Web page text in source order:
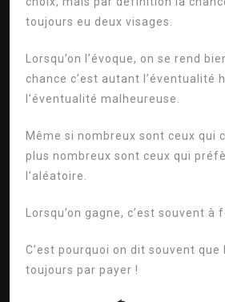
toujours eu deux visages.
Lorsqu’on l’évoque, on se rend
chance c’est autant l’éventualité
l’éventualité malheureuse.
Même si nombreux sont ceux qui
plus nombreux sont ceux qui
l’aléatoire.
Lorsqu’on gagne, c’est souvent à
C’est pourquoi on dit souvent
toujours par payer !